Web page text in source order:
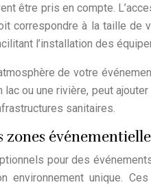
être pris en compte.
correspondre à la taille
l’installation des
de votre
ou une rivière, peut
sanitaires.
pour des
unique.